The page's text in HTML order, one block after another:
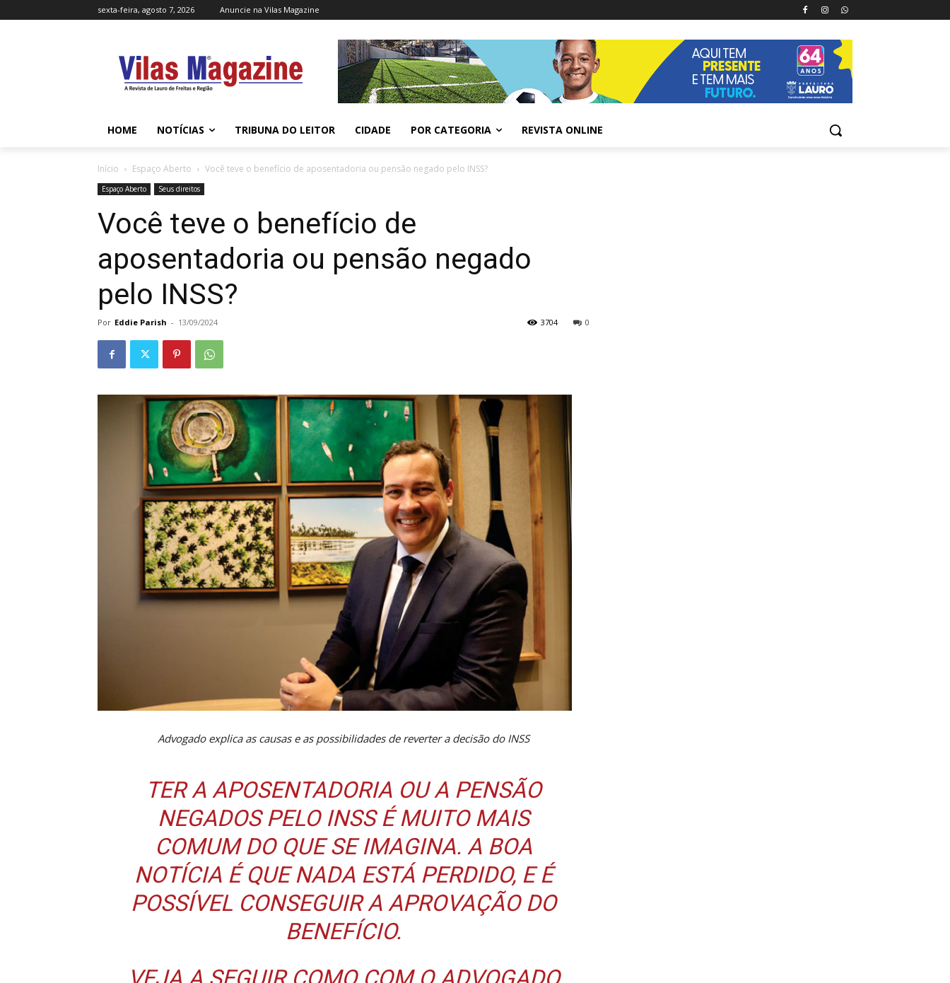
sexta-feira, agosto 7, 2026 Anuncie na Vilas Magazine
HOME NOTÍCIAS TRIBUNA DO LEITOR CIDADE POR CATEGORIA REVISTA ONLINE
Início Espaço Aberto Você teve o benefício de aposentadoria ou pensão negado pelo INSS?
Espaço Aberto Seus direitos
Você teve o benefício de
aposentadoria ou pensão negado
pelo INSS?
Por Eddie Parish - 13/09/2024 0
3704
Advogado explica as causas e as possibilidades de reverter a decisão do INSS
TER A APOSENTADORIA OU A PENSÃO
NEGADOS PELO INSS É MUITO MAIS
COMUM DO QUE SE IMAGINA. A BOA
NOTÍCIA É QUE NADA ESTÁ PERDIDO, E É
POSSÍVEL CONSEGUIR A APROVAÇÃO DO
BENEFÍCIO.